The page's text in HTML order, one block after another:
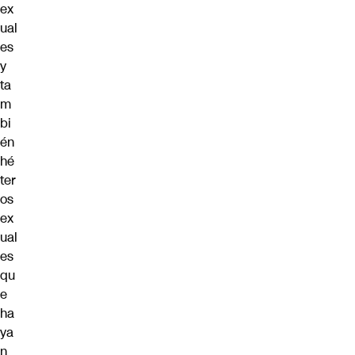
ex
ual
es
y
ta
m
bi
én
hé
ter
os
ex
ual
es
qu
e
ha
ya
n